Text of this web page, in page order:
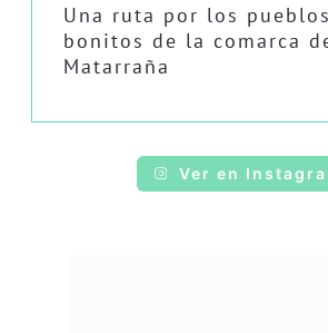
Una ruta por los
bonitos de la comarca
Matarraña
Ver en